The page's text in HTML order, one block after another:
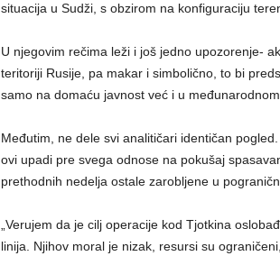
situacija u Sudži, s obzirom na konfiguraciju
U njegovim rečima leži i još jedno upozorenje-
teritoriji Rusije, pa makar i simbolično, to bi
samo na domaću javnost već i u međunarodnom
Međutim, ne dele svi analitičari identičan
ovi upadi pre svega odnose na pokušaj
prethodnih nedelja ostale zarobljene u
„Verujem da je cilj operacije kod Tjotkina
linija. Njihov moral je nizak, resursi su